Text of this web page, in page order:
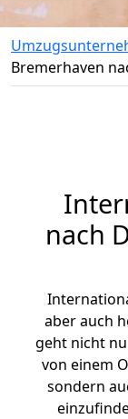
Bremerhaven
nach
aber auch
geht nicht
von einem
sondern